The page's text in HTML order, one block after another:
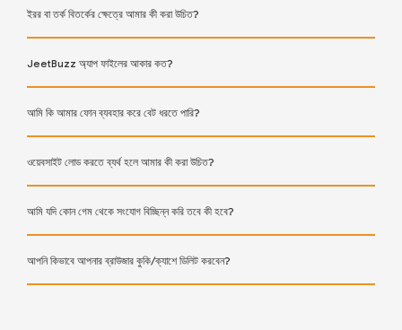
ইরর বা তর্ক বিতর্কের ক্ষেত্রে আমার কী করা উচিত?
JeetBuzz অ্যাপ ফাইলের আকার কত?
আমি কি আমার ফোন ব্যবহার করে বেট ধরতে পারি?
ওয়েবসাইট লোড করতে ব্যর্থ হলে আমার কী করা উচিত?
আমি যদি কোন গেম থেকে সংযোগ বিচ্ছিন্ন করি তবে কী হবে?
আপনি কিভাবে আপনার ব্রাউজার কুকি/ক্যাশে ডিলিট করবেন?